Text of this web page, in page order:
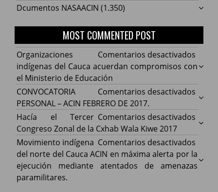
Dcumentos NASAACIN (1.350)
MOST COMMENTED POST
Comentarios desactivados
Cauca
con
de
Organizaciones
indígenas del Cauca acuerdan compromisos con
el Ministerio de Educación
Comentarios desactivados
ACIN
DE
CONVOCATORIA
PERSONAL – ACIN FEBRERO DE 2017.
Comentarios desactivados
Hacía
Hacía el Tercer
Congreso Zonal de la Cxhab Wala Kiwe 2017
Comentarios desactivados
Movimiento indígena
del norte del Cauca ACIN en máxima alerta por la
ejecución mediante atentados de amenazas
paramilitares.